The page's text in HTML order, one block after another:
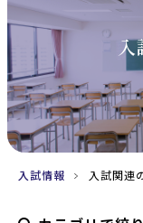
入試情報 入試関連